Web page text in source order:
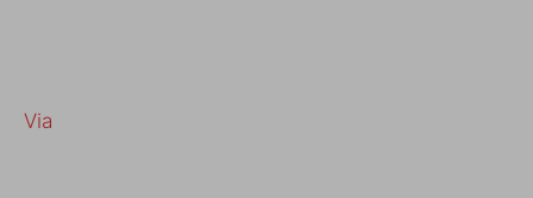
Via